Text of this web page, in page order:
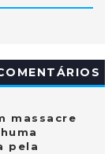
massacre
pela